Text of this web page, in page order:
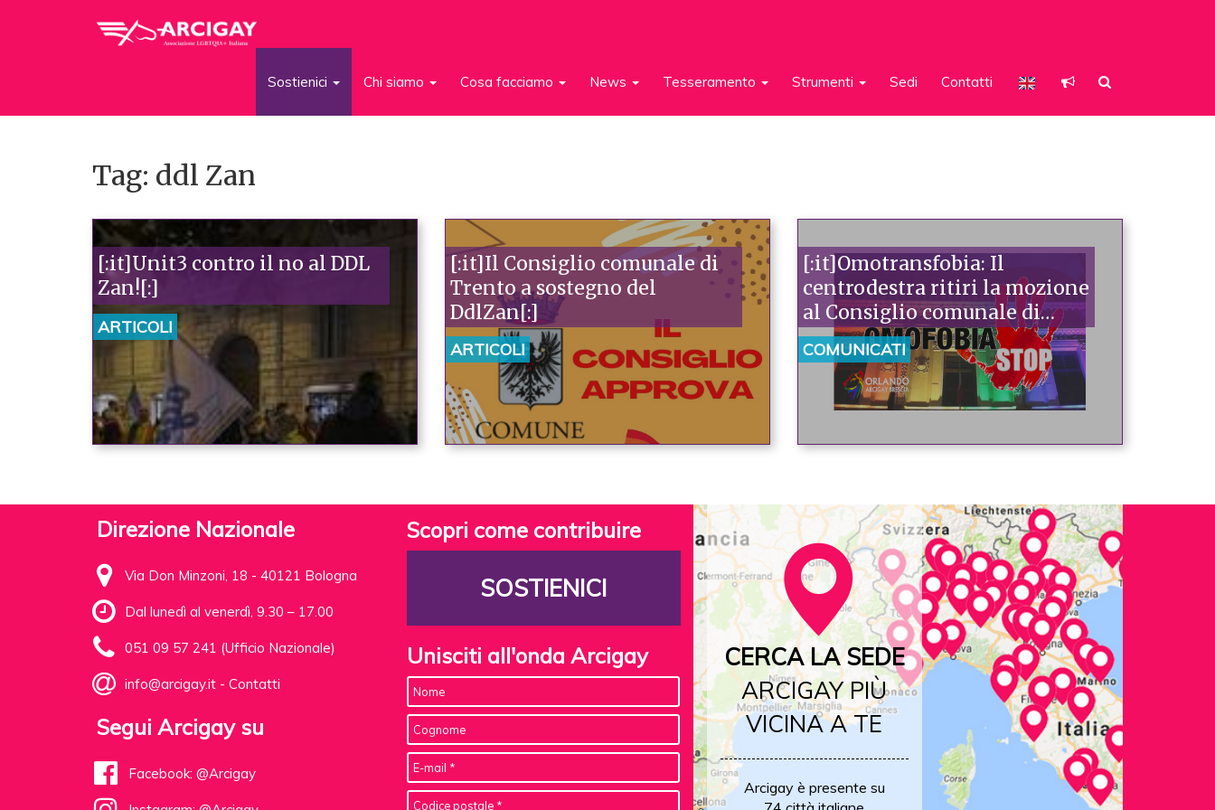
Sostienici Chi siamo Cosa facciamo News Tesseramento Strumenti Sedi Contatti
Tag: ddl Zan
[:it]Unit3 contro il no al DDL
Zan![:]
ARTICOLI
[:it]Il Consiglio comunale di
Trento a sostegno del
DdlZan[:]
ARTICOLI
[:it]Omotransfobia: Il
centrodestra ritiri la mozione
al Consiglio comunale di
Brescia contro il DDL Zan[:]
COMUNICATI
Direzione Nazionale
Via Don Minzoni, 18 - 40121 Bologna
Dal lunedì al venerdì, 9.30 – 17.00
051 09 57 241 (Ufficio Nazionale)
info@arcigay.it - Contatti
Segui Arcigay su
Facebook: @Arcigay
Scopri come contribuire
SOSTIENICI
Unisciti all'onda Arcigay
CERCA LA SEDE
ARCIGAY PIÙ
VICINA A TE
Arcigay è presente su